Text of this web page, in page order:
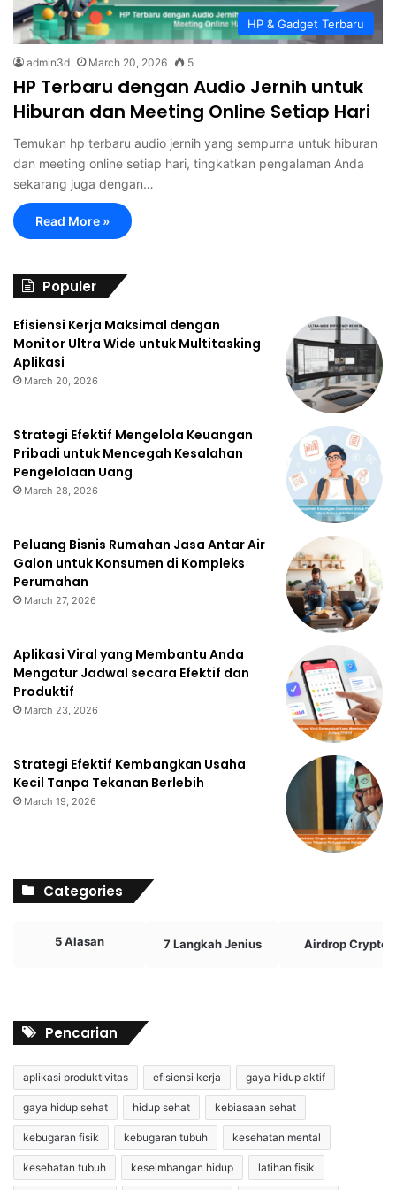
HP & Gadget Terbaru
admin3d March 20, 2026 5
HP Terbaru dengan Audio Jernih untuk
Hiburan dan Meeting Online Setiap Hari
Temukan hp terbaru audio jernih yang sempurna untuk hiburan
dan meeting online setiap hari, tingkatkan pengalaman Anda
sekarang juga dengan…
Read More »
Populer
Efisiensi Kerja Maksimal dengan
Monitor Ultra Wide untuk Multitasking
Aplikasi
March 20, 2026
Strategi Efektif Mengelola Keuangan
Pribadi untuk Mencegah Kesalahan
Pengelolaan Uang
March 28, 2026
Peluang Bisnis Rumahan Jasa Antar Air
Galon untuk Konsumen di Kompleks
Perumahan
March 27, 2026
Aplikasi Viral yang Membantu Anda
Mengatur Jadwal secara Efektif dan
Produktif
March 23, 2026
Strategi Efektif Kembangkan Usaha
Kecil Tanpa Tekanan Berlebih
March 19, 2026
Categories
5 Alasan 7 Langkah Jenius Airdrop Crypto
Pencarian
aplikasi produktivitas efisiensi kerja gaya hidup aktif
gaya hidup sehat hidup sehat kebiasaan sehat
kebugaran fisik kebugaran tubuh kesehatan mental
kesehatan tubuh keseimbangan hidup latihan fisik